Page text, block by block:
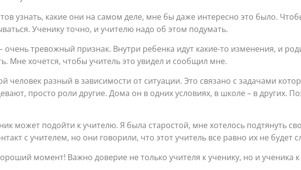
узнать, какие они на самом деле, мне бы даже интересно это было.
Ученику точно, и учителю надо об этом подумать.
тревожный признак. Внутри ребенка идут какие-то изменения, и
Мне хочется, чтобы учитель это увидел и сообщил мне.
человек разный в зависимости от ситуации. Это связано с задачами
просто роли другие. Дома он в одних условиях, в школе – в других.
может подойти к учителю. Я была старостой, мне хотелось подтянуть
с учителем, но они говорили, что этот учитель все равно их не будет
момент! Важно доверие не только учителя к ученику, но и ученика